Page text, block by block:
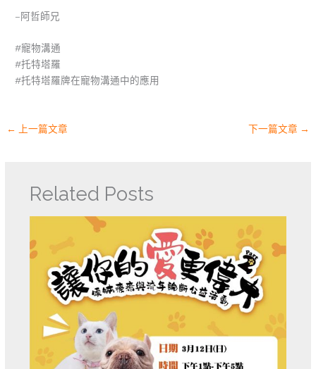
–阿哲師兄
#寵物溝通
#托特塔羅
#托特塔羅牌在寵物溝通中的應用
← 上一篇文章 下一篇文章 →
Related Posts